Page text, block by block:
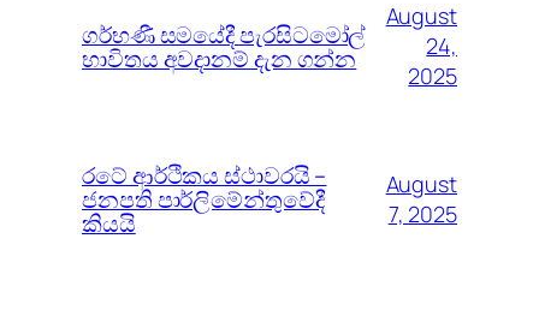
ගර්භණී සමයේදී පැරසිටමෝල්
භාවිතය අවදානම් දැන ගන්න
August
24,
2025
රටේ ආර්ථිකය ස්ථාවරයි –
ජනපති පාර්ලිමේන්තුවේදී
කියයි
August
7, 2025